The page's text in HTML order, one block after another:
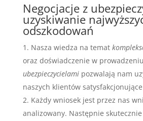
Negocjacje z
uzyskiwanie
odszkodowań
Nasza wiedza na temat
oraz doświadczenie w prowadzeniu
ubezpieczycielamipozwalają nam
naszych klientów satysfakcjonujące
Każdy wniosek jest przez nas
analizowany. Następnie